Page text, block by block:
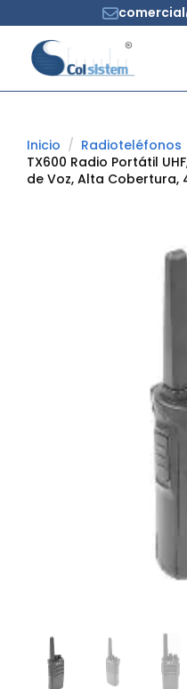
Inicio
Radioteléfonos
TX600 Radio Portátil
de Voz, Alta Cobertura,